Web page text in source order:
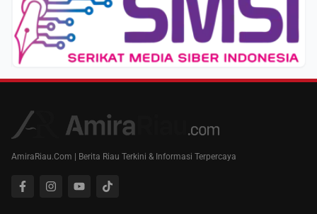
AmiraRiau.Com | Berita Riau Terkini & Informasi Terpercaya